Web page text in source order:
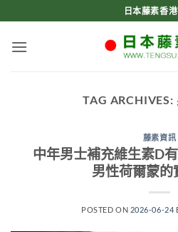
to
content
日本藤素香
TAG ARCHIVES:
藤素資訊
中年男士補充維生素D
男性荷爾蒙的
POSTED ON 2026-06-24